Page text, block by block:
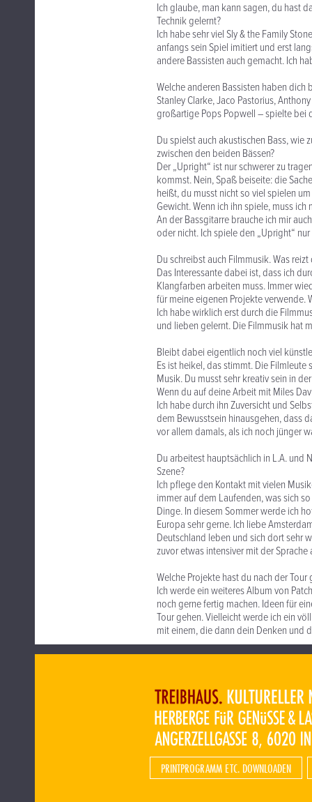
Ich glaube, man kann sagen, du hast
Technik gelernt?
Ich habe sehr viel Sly & the Family
anfangs sein Spiel imitiert und erst
andere Bassisten auch gemacht. Ich
Welche anderen Bassisten haben dich
Stanley Clarke, Jaco Pastorius,
großartige Pops Popwell – spielte bei
Du spielst auch akustischen Bass, wie
zwischen den beiden Bässen?
Der „Upright“ ist nur schwerer zu
kommst. Nein, Spaß beiseite: die
heißt, du musst nicht so viel spielen
Gewicht. Wenn ich ihn spiele, muss
An der Bassgitarre brauche ich mir
oder nicht. Ich spiele den „Upright“
Du schreibst auch Filmmusik. Was
Das Interessante dabei ist, dass ich
Klangfarben arbeiten muss. Immer
für meine eigenen Projekte verwende.
Ich habe wirklich erst durch die
und lieben gelernt. Die Filmmusik hat
Bleibt dabei eigentlich noch viel
Es ist heikel, das stimmt. Die
Musik. Du musst sehr kreativ sein in
Wenn du auf deine Arbeit mit Miles
Ich habe durch ihn Zuversicht und
dem Bewusstsein hinausgehen, dass
vor allem damals, als ich noch jünger
Du arbeitest hauptsächlich in L.A. und
Szene?
Ich pflege den Kontakt mit vielen
immer auf dem Laufenden, was sich
Dinge. In diesem Sommer werde ich
Europa sehr gerne. Ich liebe
Deutschland leben und sich dort sehr
zuvor etwas intensiver mit der Sprache
Welche Projekte hast du nach der Tour
Ich werde ein weiteres Album von
noch gerne fertig machen. Ideen für
Tour gehen. Vielleicht werde ich ein
mit einem, die dann dein Denken und
PRINTPROGRAMM ETC. DOWNLOADEN